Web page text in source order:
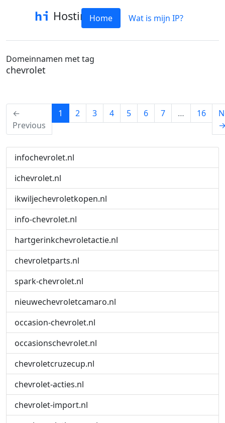
HostinfoHome Wat is mijn IP?
Domeinnamen met tag
chevrolet
←
Previous
1 (current)
2 3 4 5 6 7 … 16
infochevrolet.nl
ichevrolet.nl
ikwiljechevroletkopen.nl
info-chevrolet.nl
hartgerinkchevroletactie.nl
chevroletparts.nl
spark-chevrolet.nl
nieuwechevroletcamaro.nl
occasion-chevrolet.nl
occasionschevrolet.nl
chevroletcruzecup.nl
chevrolet-acties.nl
chevrolet-import.nl